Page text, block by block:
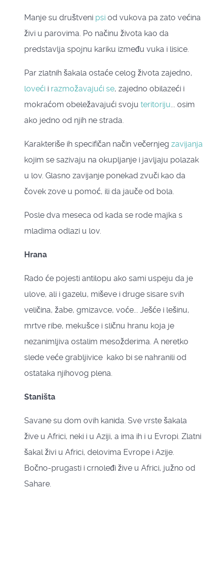
Manje su društveni psi od vukova pa zato većina
živi u parovima. Po načinu života kao da
predstavlja spojnu kariku između vuka i lisice.
Par zlatnih šakala ostaće celog života zajedno,
loveći i razmožavajući se, zajedno obilazeći i
mokraćom obeležavajući svoju teritoriju... osim
ako jedno od njih ne strada.
Karakteriše ih specifičan način večernjeg zavijanja
kojim se sazivaju na okupljanje i javljaju polazak
u lov. Glasno zavijanje ponekad zvuči kao da
čovek zove u pomoć, ili da jauče od bola.
Posle dva meseca od kada se rode majka s
mladima odlazi u lov.
Hrana
Rado će pojesti antilopu ako sami uspeju da je
ulove, ali i gazelu, miševe i druge sisare svih
veličina, žabe, gmizavce, voće... Ješće i lešinu,
mrtve ribe, mekušce i sličnu hranu koja je
nezanimljiva ostalim mesožderima. A neretko
slede veće grabljivice kako bi se nahranili od
ostataka njihovog plena.
Staništa
Savane su dom ovih kanida. Sve vrste šakala
žive u Africi, neki i u Aziji, a ima ih i u Evropi. Zlatni
šakal živi u Africi, delovima Evrope i Azije.
Bočno-prugasti i crnoleđi žive u Africi, južno od
Sahare.